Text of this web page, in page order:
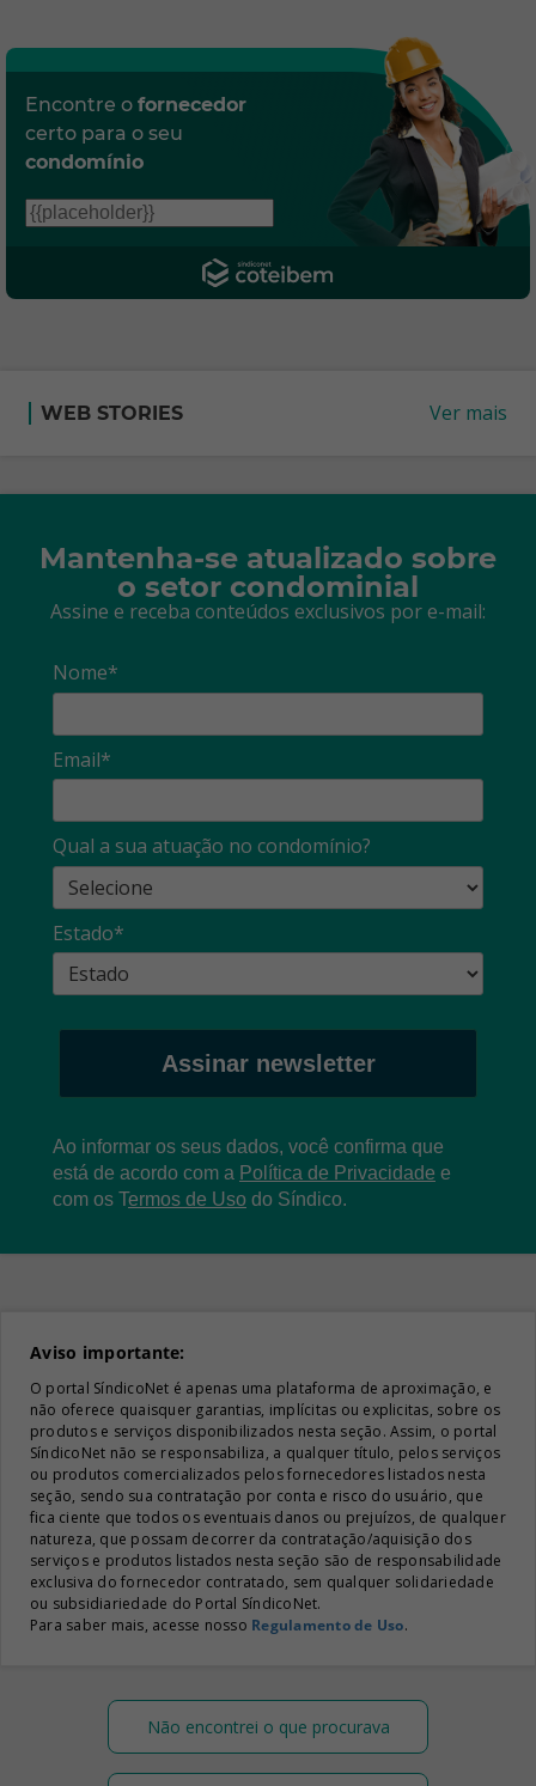
Encontre o fornecedor
certo para o seu
condomínio
WEB STORIES Ver mais
Mantenha-se atualizado sobre
o setor condominial
Assine e receba conteúdos exclusivos por e-mail:
Nome*
Email*
Qual a sua atuação no condomínio?
Estado*
Assinar newsletter
Ao informar os seus dados, você confirma que
está de acordo com a Política de Privacidade e
com os Termos de Uso do Síndico.
Aviso importante:
O portal SíndicoNet é apenas uma plataforma de aproximação, e
não oferece quaisquer garantias, implícitas ou explicitas, sobre os
produtos e serviços disponibilizados nesta seção. Assim, o portal
SíndicoNet não se responsabiliza, a qualquer título, pelos serviços
ou produtos comercializados pelos fornecedores listados nesta
seção, sendo sua contratação por conta e risco do usuário, que
fica ciente que todos os eventuais danos ou prejuízos, de qualquer
natureza, que possam decorrer da contratação/aquisição dos
serviços e produtos listados nesta seção são de responsabilidade
exclusiva do fornecedor contratado, sem qualquer solidariedade
ou subsidiariedade do Portal SíndicoNet.
Para saber mais, acesse nosso Regulamento de Uso.
Não encontrei o que procurava